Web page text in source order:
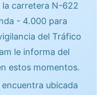
la carretera N-622
- 4.000 para
del Tráfico
le informa del
estos momentos.
ubicada